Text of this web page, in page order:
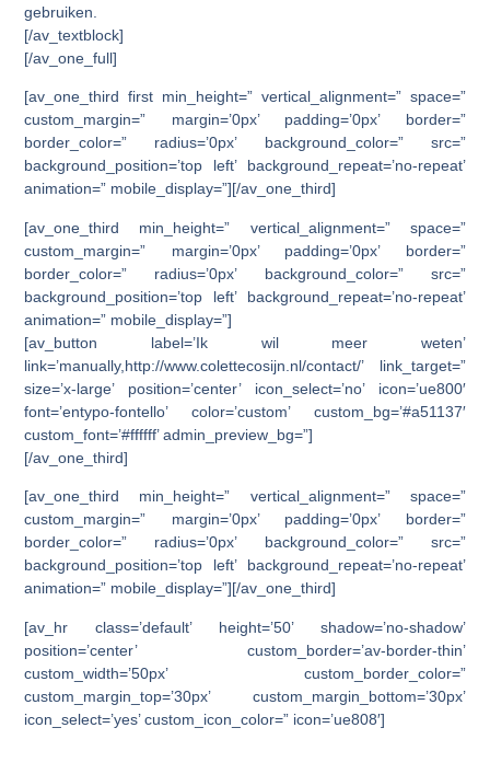
gebruiken.
[/av_textblock]
[/av_one_full]
[av_one_third first min_height=” vertical_alignment=” space=”
custom_margin=” margin=’0px’ padding=’0px’ border=”
border_color=” radius=’0px’ background_color=” src=”
background_position=’top left’ background_repeat=’no-repeat’
animation=” mobile_display=”][/av_one_third]
[av_one_third min_height=” vertical_alignment=” space=”
custom_margin=” margin=’0px’ padding=’0px’ border=”
border_color=” radius=’0px’ background_color=” src=”
background_position=’top left’ background_repeat=’no-repeat’
animation=” mobile_display=”]
[av_button label=’Ik wil meer weten’
link=’manually,http://www.colettecosijn.nl/contact/’ link_target=”
size=’x-large’ position=’center’ icon_select=’no’ icon=’ue800′
font=’entypo-fontello’ color=’custom’ custom_bg=’#a51137′
custom_font=’#ffffff’ admin_preview_bg=”]
[/av_one_third]
[av_one_third min_height=” vertical_alignment=” space=”
custom_margin=” margin=’0px’ padding=’0px’ border=”
border_color=” radius=’0px’ background_color=” src=”
background_position=’top left’ background_repeat=’no-repeat’
animation=” mobile_display=”][/av_one_third]
[av_hr class=’default’ height=’50’ shadow=’no-shadow’
position=’center’ custom_border=’av-border-thin’
custom_width=’50px’ custom_border_color=”
custom_margin_top=’30px’ custom_margin_bottom=’30px’
icon_select=’yes’ custom_icon_color=” icon=’ue808′]